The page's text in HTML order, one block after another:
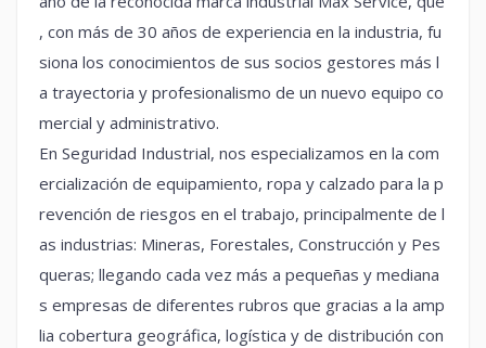
, con más de 30 años de experiencia en la industria, fu
siona los conocimientos de sus socios gestores más l
a trayectoria y profesionalismo de un nuevo equipo co
mercial y administrativo.
En Seguridad Industrial, nos especializamos en la com
ercialización de equipamiento, ropa y calzado para la p
revención de riesgos en el trabajo, principalmente de l
as industrias: Mineras, Forestales, Construcción y Pes
queras; llegando cada vez más a pequeñas y mediana
s empresas de diferentes rubros que gracias a la amp
lia cobertura geográfica, logística y de distribución con